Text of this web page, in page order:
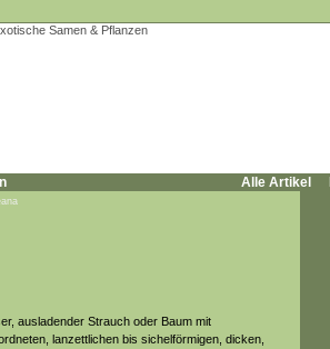
Alle Artikel
ausladender Strauch oder Baum mit
lanzettlichen bis sichelförmigen, dicken,